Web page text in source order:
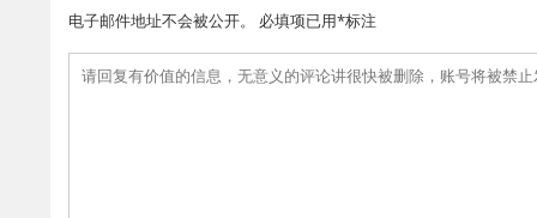
电子邮件地址不会被公开。 必填项已用*标注